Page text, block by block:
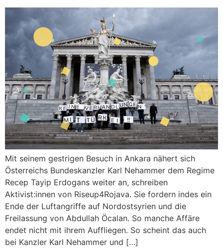
Mit seinem gestrigen Besuch in Ankara nähert sich
Österreichs Bundeskanzler Karl Nehammer dem Regime
Recep Tayip Erdogans weiter an, schreiben
Aktivist:innen von Riseup4Rojava. Sie fordern indes ein
Ende der Luftangriffe auf Nordostsyrien und die
Freilassung von Abdullah Öcalan. So manche Affäre
endet nicht mit ihrem Auffliegen. So scheint das auch
bei Kanzler Karl Nehammer und […]